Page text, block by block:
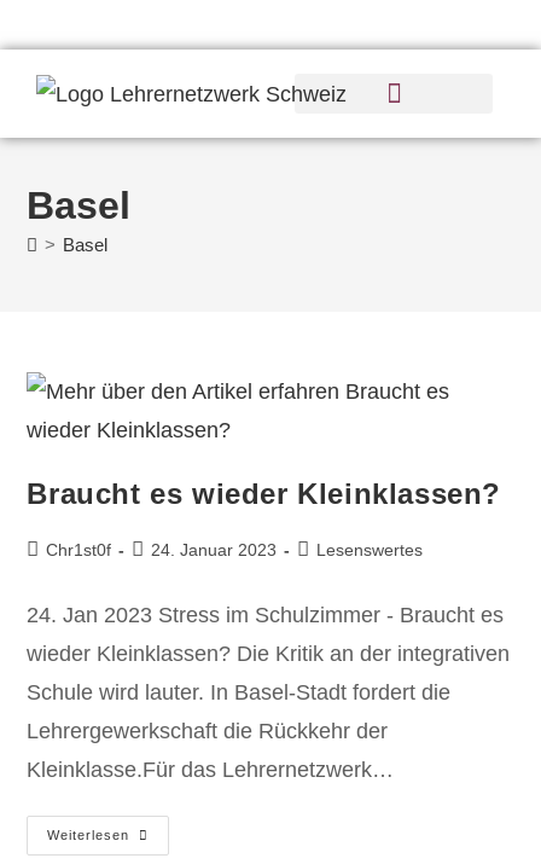
Basel
> Basel
Braucht es wieder Kleinklassen?
Chr1st0f 24. Januar 2023 Lesenswertes
24. Jan 2023 Stress im Schulzimmer - Braucht es
wieder Kleinklassen? Die Kritik an der integrativen
Schule wird lauter. In Basel-Stadt fordert die
Lehrergewerkschaft die Rückkehr der
Kleinklasse.Für das Lehrernetzwerk…
Weiterlesen